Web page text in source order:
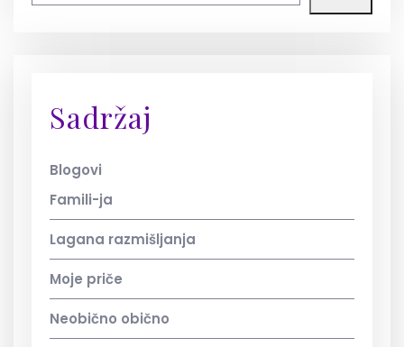
Sadržaj
Blogovi
Famili-ja
Lagana razmišljanja
Moje priče
Neobično obično